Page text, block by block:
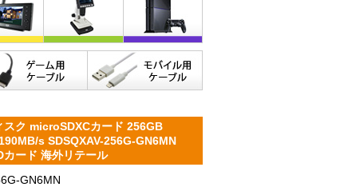
スク microSDXCカード 256GB
s SDSQXAV-256G-GN6MN
ード 海外リテール
GN6MN